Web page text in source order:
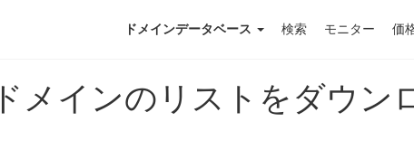
ドメインデータベース 検索 モニター 価
メインのリストをダウン